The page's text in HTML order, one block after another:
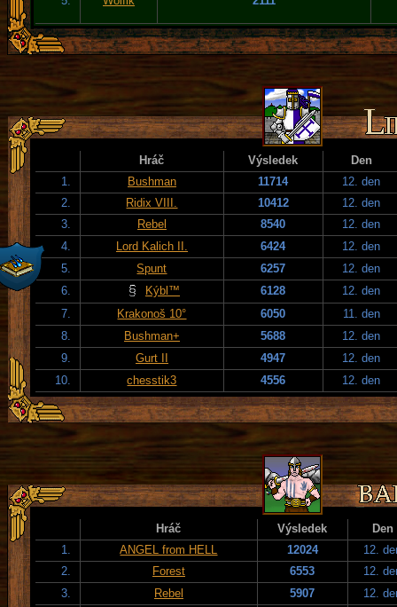
Hráč Výsledek
Den
1.
Bushman 11714
12. den
2.
Ridix VIII. 10412
12. den
3.
Rebel 8540
12. den
4.
Lord Kalich II. 6424
12. den
5.
Spunt 6257
12. den
6.
Kýbl™ 6128
12. den
7.
Krakonoš 10° 6050
11. den
8.
Bushman+ 5688
12. den
9.
Gurt II 4947
12. den
10.
chesstik3 4556 12. den
Hráč Výsledek
Den
1.
ANGEL from HELL 12024
12.
2.
Forest 6553
12.
3.
Rebel 5907
12.